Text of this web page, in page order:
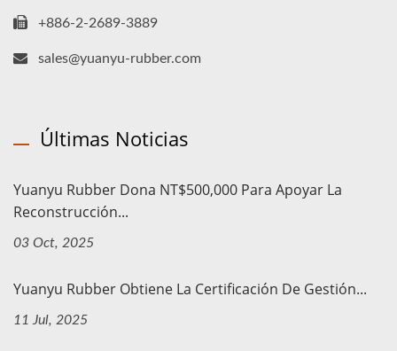
+886-2-2689-3889
sales@yuanyu-rubber.com
Últimas Noticias
Yuanyu Rubber Dona NT$500,000 Para Apoyar La
Reconstrucción...
03 Oct, 2025
Yuanyu Rubber Obtiene La Certificación De Gestión...
11 Jul, 2025